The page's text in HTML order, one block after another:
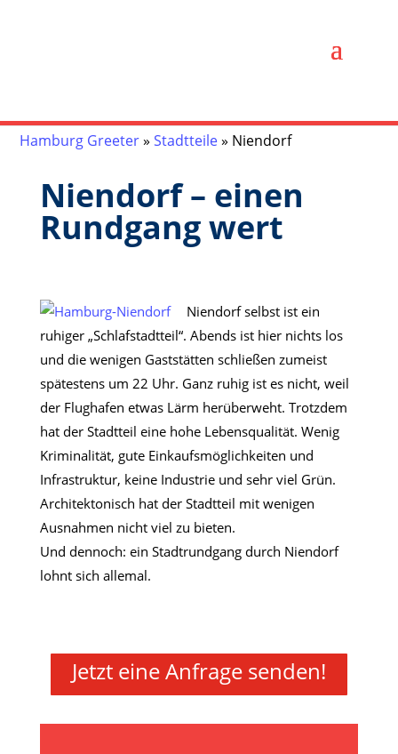
Hamburg Greeter»Stadtteile» Niendorf
Niendorf – einen
Rundgang wert
Niendorf selbst ist ein
ruhiger „Schlafstadtteil“. Abends ist hier nichts los
und die wenigen Gaststätten schließen zumeist
spätestens um 22 Uhr. Ganz ruhig ist es nicht, weil
der Flughafen etwas Lärm herüberweht. Trotzdem
hat der Stadtteil eine hohe Lebensqualität. Wenig
Kriminalität, gute Einkaufsmöglichkeiten und
Infrastruktur, keine Industrie und sehr viel Grün.
Architektonisch hat der Stadtteil mit wenigen
Ausnahmen nicht viel zu bieten.
Und dennoch: ein Stadtrundgang durch Niendorf
lohnt sich allemal.
Jetzt eine Anfrage senden!